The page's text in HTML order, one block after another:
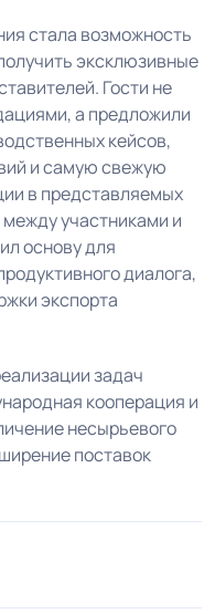
стала возможность
эксклюзивные
Гости не
а предложили
кейсов,
и самую свежую
в представляемых
участниками и
основу для
диалога,
экспорта
задач
кооперация и
несырьевого
поставок